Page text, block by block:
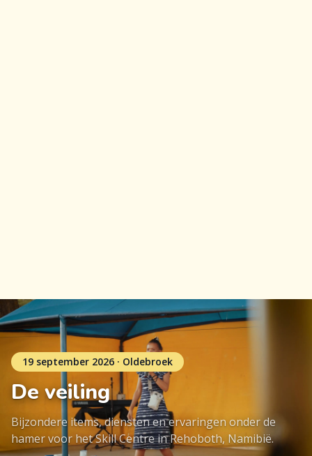
19 september 2026 · Oldebroek
De veiling
Bijzondere items, diensten en ervaringen onder de
hamer voor het Skill Centre in Rehoboth, Namibië.